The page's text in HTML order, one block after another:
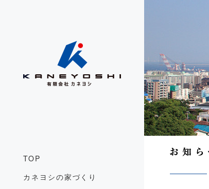
TOP
カネヨシの家づくり